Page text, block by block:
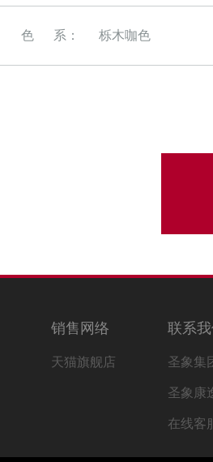
色 系： 栎木咖色
销售网络
天猫旗舰店
联系
圣象集
圣象康
在线客